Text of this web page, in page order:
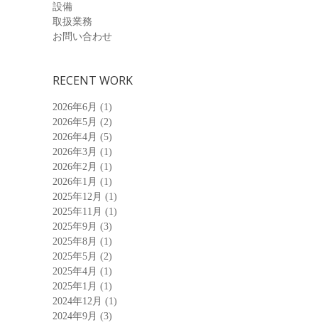
設備
取扱業務
お問い合わせ
RECENT WORK
2026年6月 (1)
2026年5月 (2)
2026年4月 (5)
2026年3月 (1)
2026年2月 (1)
2026年1月 (1)
2025年12月 (1)
2025年11月 (1)
2025年9月 (3)
2025年8月 (1)
2025年5月 (2)
2025年4月 (1)
2025年1月 (1)
2024年12月 (1)
2024年9月 (3)